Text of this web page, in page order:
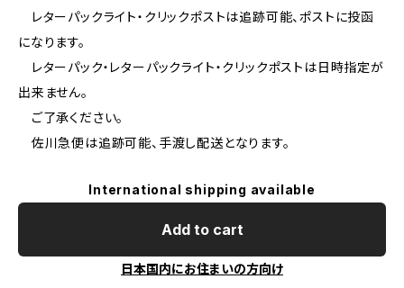
レターパックライト・クリックポストは追跡可能、ポストに投函
になります。
レターパック・レターパックライト・クリックポストは日時指定が
出来ません。
ご了承ください。
佐川急便は追跡可能、手渡し配送となります。
International shipping available
Add to cart
日本国内にお住まいの方向け